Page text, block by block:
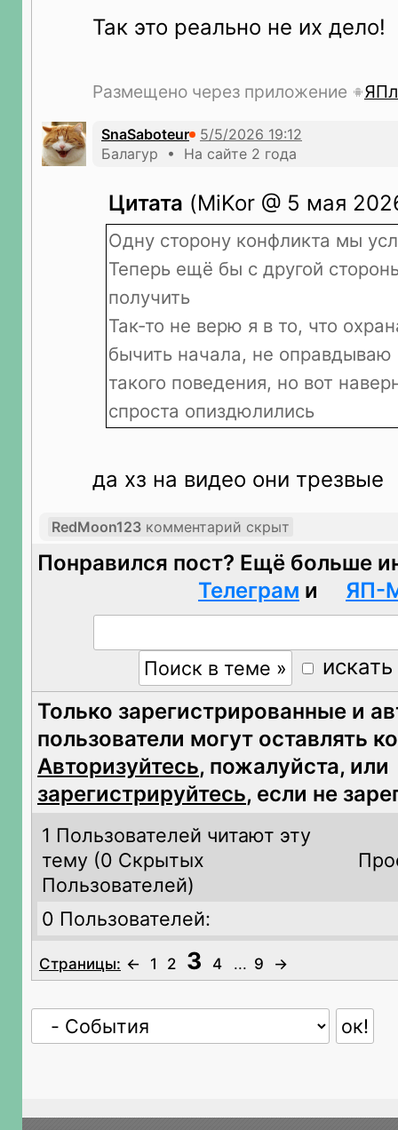
Так это реально не их дело!
Размещено через приложение
SnaSaboteur
Балагур • На сайте 2 года
Цитата (MiKor @ 5 мая
Одну сторону конфликта мы
Теперь ещё бы с другой
получить
Так-то не верю я в то, что
бычить начала, не оправдываю
такого поведения, но вот
спроста опиздюлились
да хз на видео они трезвые
RedMoon123 комментарий скрыт
Понравился пост? Ещё больше
Телеграм и ЯП-
Только зарегистрированные и
пользователи могут оставлять
Авторизуйтесь, пожалуйста, или
зарегистрируйтесь, если не
1 Пользователей читают эту
тему (0 Скрытых
Пользователей)
0 Пользователей:
Страницы: ← 1 2 3 4 ... 9 →